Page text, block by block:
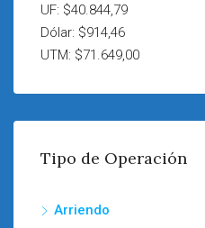
UF: $40.844,79
Dólar: $914,46
UTM: $71.649,00
Tipo de Operación
Arriendo